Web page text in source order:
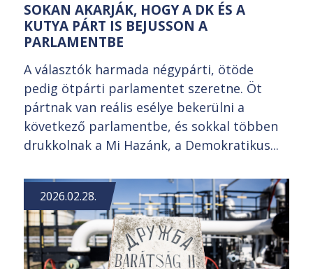
SOKAN AKARJÁK, HOGY A DK ÉS A
KUTYA PÁRT IS BEJUSSON A
PARLAMENTBE
A választók harmada négypárti, ötöde
pedig ötpárti parlamentet szeretne. Öt
pártnak van reális esélye bekerülni a
következő parlamentbe, és sokkal többen
drukkolnak a Mi Hazánk, a Demokratikus...
2026.02.28.